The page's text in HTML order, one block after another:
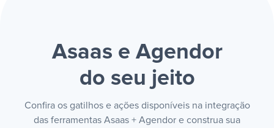
Asaas e Agendor
do seu jeito
Confira os gatilhos e ações disponíveis na integração
das ferramentas Asaas + Agendor e construa sua